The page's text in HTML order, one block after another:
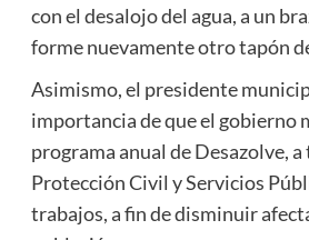
con el desalojo del agua, a un
forme nuevamente otro tapón
Asimismo, el presidente
importancia de que el gobierno
programa anual de Desazolve, a
Protección Civil y Servicios
trabajos, a fin de disminuir